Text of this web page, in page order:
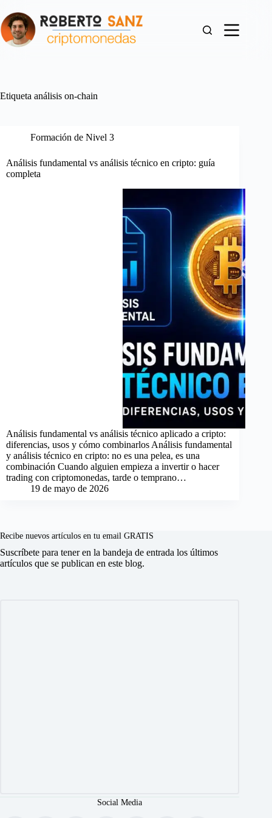
al
contenido
Etiqueta análisis on-chain
Formación de Nivel 3
Análisis fundamental vs análisis técnico en cripto: guía
completa
Análisis fundamental vs análisis técnico aplicado a cripto:
diferencias, usos y cómo combinarlos Análisis fundamental
y análisis técnico en cripto: no es una pelea, es una
combinación Cuando alguien empieza a invertir o hacer
trading con criptomonedas, tarde o temprano…
19 de mayo de 2026
Recibe nuevos artículos en tu email GRATIS
Suscríbete para tener en la bandeja de entrada los últimos
artículos que se publican en este blog.
Social Media